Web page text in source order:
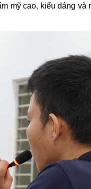
mỹ cao, kiểu dáng